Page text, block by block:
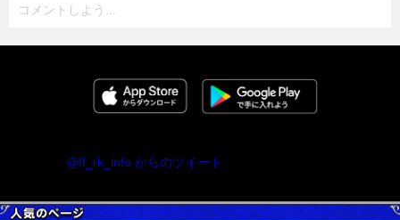
コメントしよう...
@ff_rk_info からのツイート